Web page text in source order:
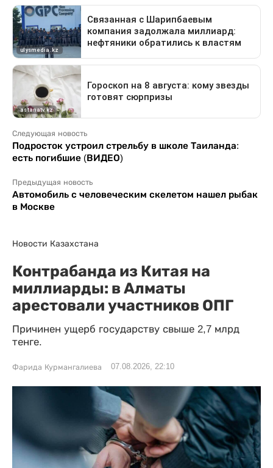
Следующая новость
Подросток устроил стрельбу в школе Таиланда:
есть погибшие (ВИДЕО)
Предыдущая новость
Автомобиль с человеческим скелетом нашел рыбак
в Москве
Новости Казахстана
Контрабанда из Китая на
миллиарды: в Алматы
арестовали участников ОПГ
Причинен ущерб государству свыше 2,7 млрд
тенге.
Фарида Курмангалиева 07.08.2026, 22:10